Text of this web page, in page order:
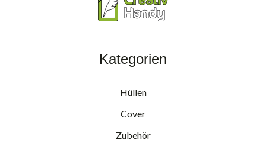
Kategorien
Hüllen
Cover
Zubehör